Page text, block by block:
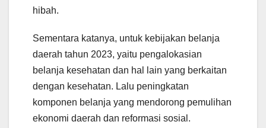
hibah.
Sementara katanya, untuk kebijakan belanja
daerah tahun 2023, yaitu pengalokasian
belanja kesehatan dan hal lain yang berkaitan
dengan kesehatan. Lalu peningkatan
komponen belanja yang mendorong pemulihan
ekonomi daerah dan reformasi sosial.